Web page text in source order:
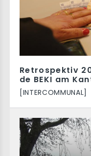
Retrospektiv
de BEKI am
[INTERCOMMUNAL]